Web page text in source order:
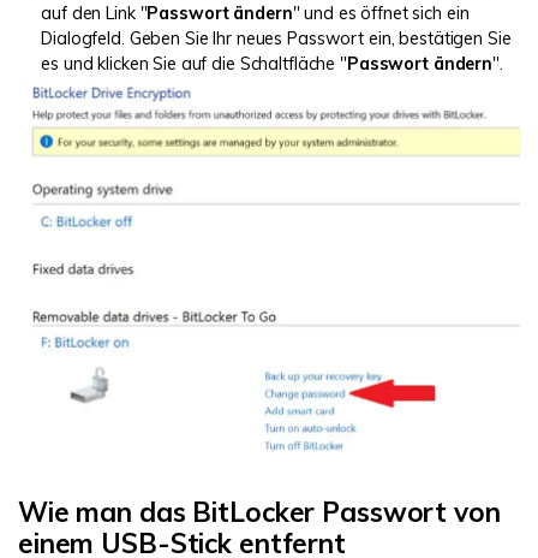
auf den Link "Passwort ändern" und es öffnet sich ein
Dialogfeld. Geben Sie Ihr neues Passwort ein, bestätigen Sie
es und klicken Sie auf die Schaltfläche "Passwort ändern".
Wie man das BitLocker Passwort von
einem USB-Stick entfernt